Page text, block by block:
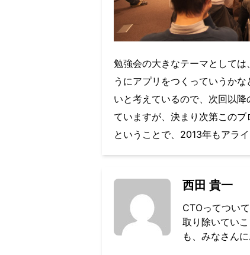
勉強会の大きなテーマとして
うにアプリをつくっていうか
いと考えているので、次回以
ていますが、決まり次第このブ
ということで、2013年もアラ
西田 貴一
CTOってつい
取り除いてい
も、みなさん